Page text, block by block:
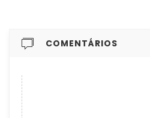
COMENTÁRIOS